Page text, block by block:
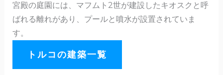
宮殿の庭園には、マフムト2世が建設したキオスクと呼
ばれる離れがあり、プールと噴水が設置されていま
す。
トルコの建築一覧